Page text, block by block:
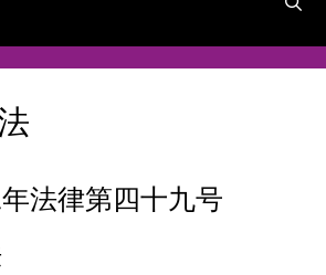
法律第四十九号